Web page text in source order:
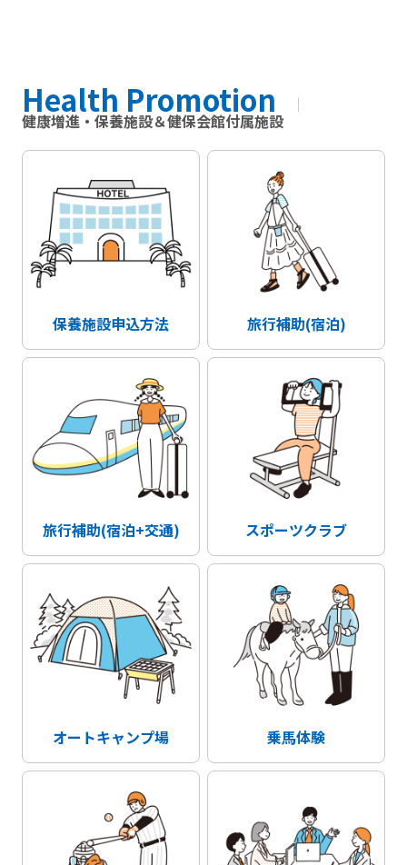
Health Promotion
健康増進・保養施設＆健保会館付属施設
保養施設申込方法 旅行補助(宿泊)
旅行補助(宿泊+交通) スポーツクラブ
オートキャンプ場 乗馬体験